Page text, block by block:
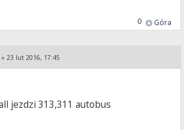
Góra
0
» 23 lut 2016, 17:45
jezdzi 313,311 autobus